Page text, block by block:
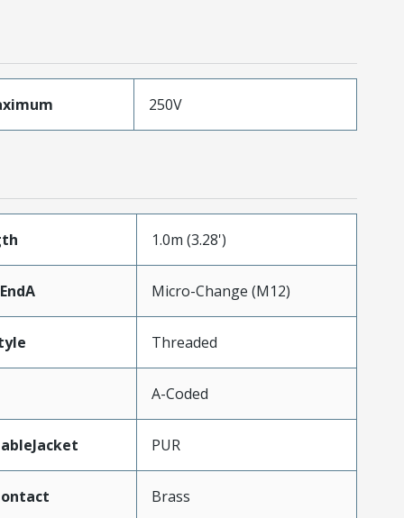
250V
1.0m (3.28')
Micro-Change (M12)
Threaded
A-Coded
PUR
Brass